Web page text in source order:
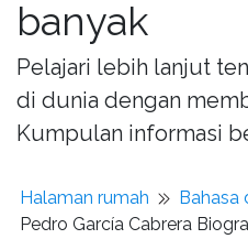
banyak
Pelajari lebih lanjut
di dunia dengan
Kumpulan informasi
Halaman rumah
Bahasa
Pedro García Cabrera